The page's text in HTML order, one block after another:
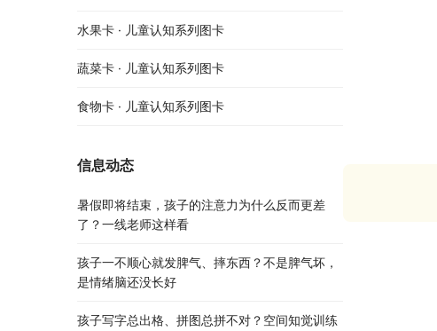
水果卡 · 儿童认知系列图卡
蔬菜卡 · 儿童认知系列图卡
食物卡 · 儿童认知系列图卡
信息动态
暑假即将结束，孩子的注意力为什么反而更差
了？一线老师这样看
孩子一不顺心就发脾气、摔东西？不是脾气坏，
是情绪脑还没长好
孩子写字总出格、拼图总拼不对？空间知觉训练